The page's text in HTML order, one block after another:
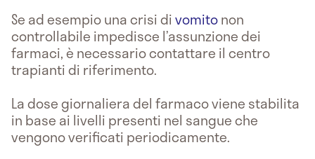
Se ad esempio una crisi divomitonon
controllabile impedisce l’assunzione dei
farmaci, è necessario contattare il centro
trapianti di riferimento.
La dose giornaliera del farmaco viene stabilita
in base ai livelli presenti nel sangue che
vengono verificati periodicamente.